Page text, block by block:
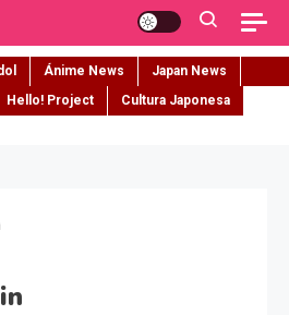
Ánime News
Japan News
Hello! Project
Cultura Japonesa